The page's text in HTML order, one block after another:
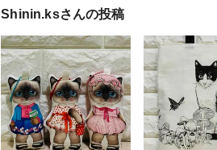
Shinin.ksさんの投稿